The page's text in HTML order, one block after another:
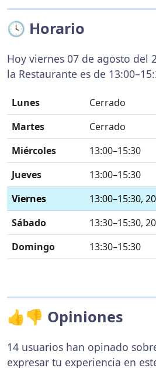
🕓 Horario
Hoy viernes 07 de agosto del
la Restaurante es de
Lunes
Cerrado
Martes
Cerrado
Miércoles
13:00–15:30
Jueves
13:00–15:30
Viernes
13:00–15:30,
Sábado
13:30–15:30,
Domingo
13:30–15:30
👍👎 Opiniones
14 usuarios han opinado
expresar tu experiencia en